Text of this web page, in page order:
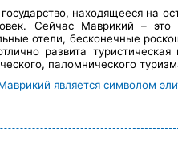
находящееся на
Сейчас Маврикий –
отели, бесконечные
развита
паломнического
является символом